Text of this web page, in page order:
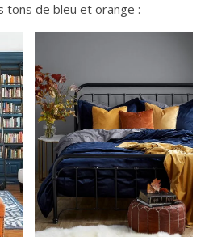
tons de bleu et orange :